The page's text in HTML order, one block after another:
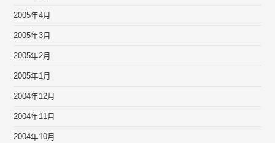
2005年4月
2005年3月
2005年2月
2005年1月
2004年12月
2004年11月
2004年10月